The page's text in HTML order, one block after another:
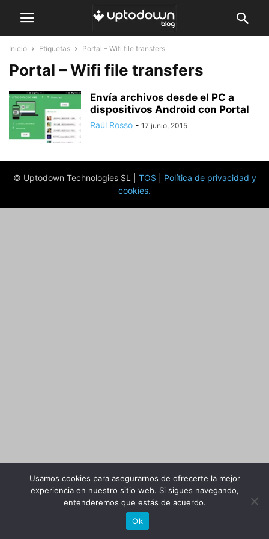
Inicio Etiquetas Portal – Wifi file transfers
Portal – Wifi file transfers
Envía archivos desde el PC a
dispositivos Android con Portal
Raúl Rosso - 17 junio, 2015
© Uptodown Technologies SL | TOS
Política de privacidad y
cookies.
Usamos cookies para asegurarnos de ofrecerte la mejor
experiencia en nuestro sitio web. Si sigues navegando,
entenderemos que estás de acuerdo.
Ok